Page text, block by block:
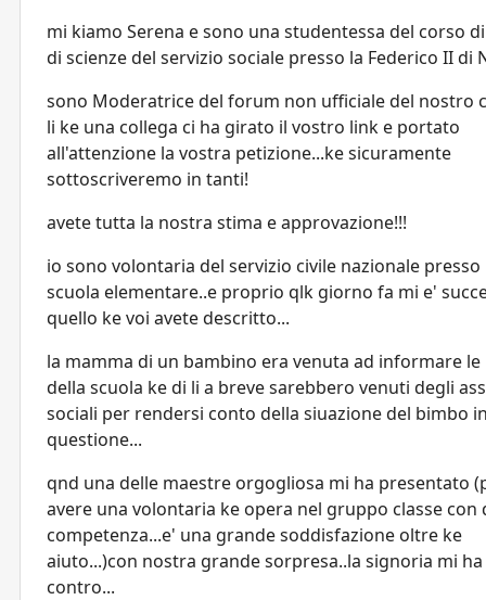
mi kiamo Serena e sono una studentessa del corso
di scienze del servizio sociale presso la Federico II di
sono Moderatrice del forum non ufficiale del nostro
li ke una collega ci ha girato il vostro link e portato
all'attenzione la vostra petizione...ke sicuramente
sottoscriveremo in tanti!
avete tutta la nostra stima e approvazione!!!
io sono volontaria del servizio civile nazionale presso
scuola elementare..e proprio qlk giorno fa mi e'
quello ke voi avete descritto...
la mamma di un bambino era venuta ad informare
della scuola ke di li a breve sarebbero venuti degli
sociali per rendersi conto della siuazione del bimbo
questione...
qnd una delle maestre orgogliosa mi ha presentato
avere una volontaria ke opera nel gruppo classe con
competenza...e' una grande soddisfazione oltre ke
aiuto...)con nostra grande sorpresa..la signoria mi
contro...